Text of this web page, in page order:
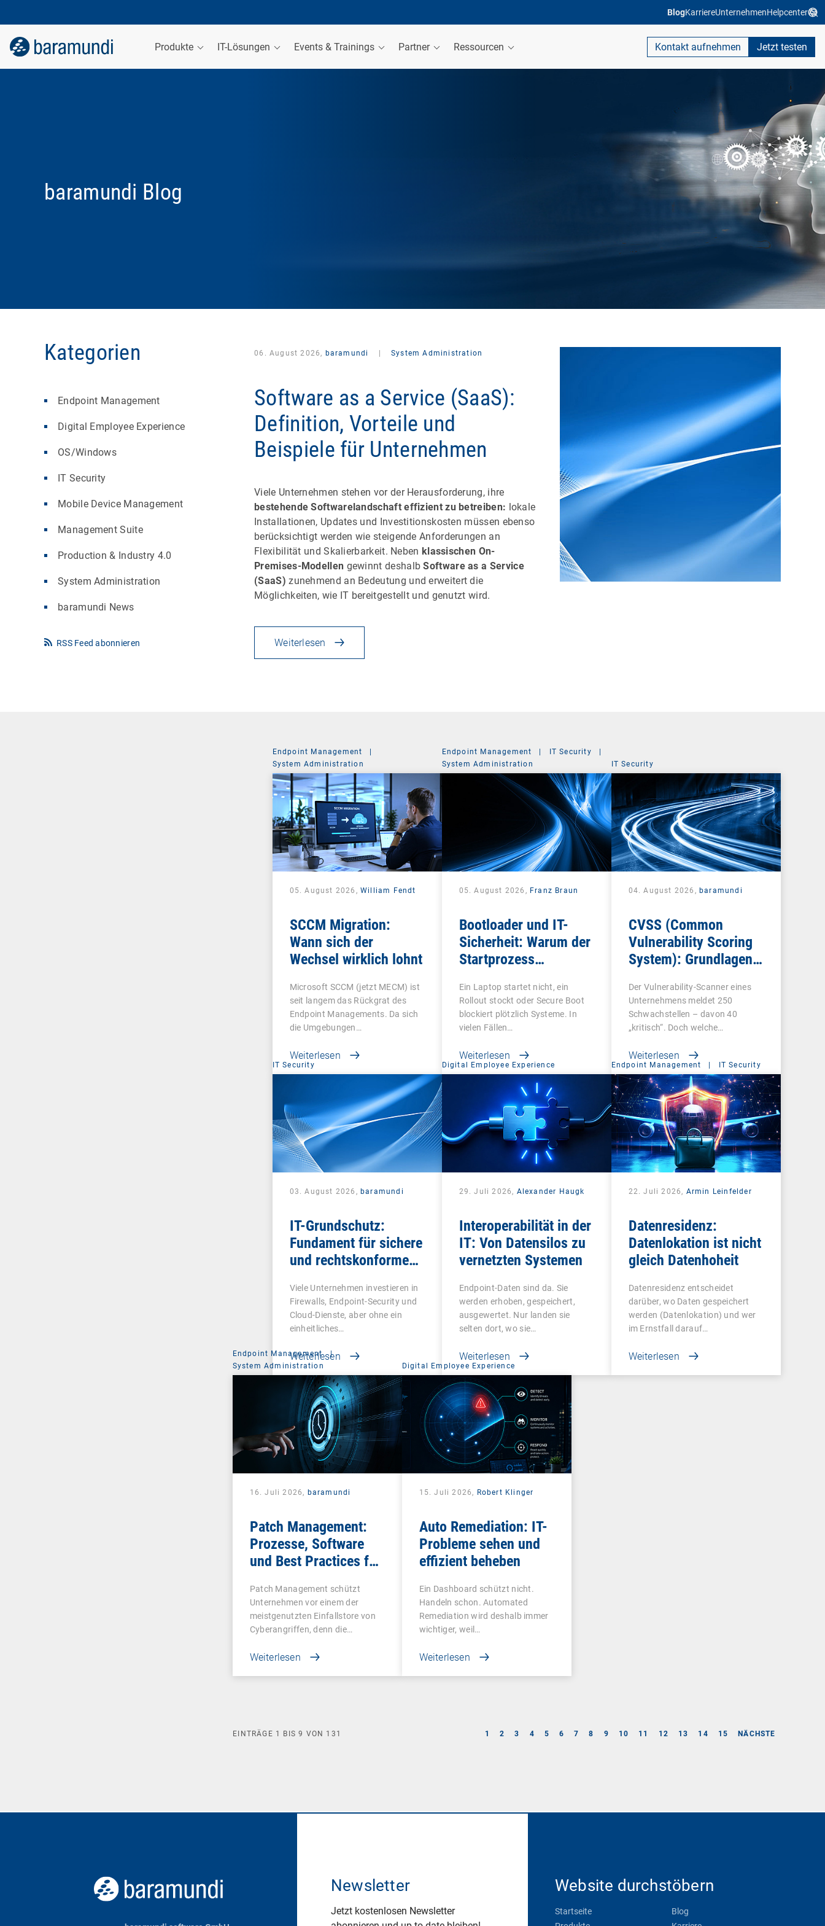
BlogKarriereUnternehmenHelpcenter
Produkte IT-Lösungen Events & Trainings Partner Ressourcen Kontakt aufnehmen Jetzt testen
baramundi Blog
Kategorien
Endpoint Management
Digital Employee Experience
OS/Windows
IT Security
Mobile Device Management
Management Suite
Production & Industry 4.0
System Administration
baramundi News
RSS Feed abonnieren
06. August 2026, baramundi System Administration
Software as a Service (SaaS):
Definition, Vorteile und
Beispiele für Unternehmen
Viele Unternehmen stehen vor der Herausforderung, ihre
bestehende Softwarelandschaft effizient zu betreiben: lokale
Installationen, Updates und Investitionskosten müssen ebenso
berücksichtigt werden wie steigende Anforderungen an
Flexibilität und Skalierbarkeit. Neben klassischen On-
Premises-Modellen gewinnt deshalbSoftware as a Service
(SaaS) zunehmend an Bedeutung und erweitert die
Möglichkeiten, wie IT bereitgestellt und genutzt wird.
Weiterlesen
Endpoint Management
|
System Administration
05. August 2026, William Fendt
SCCM Migration:
Wann sich der
Wechsel wirklich lohnt
Microsoft SCCM (jetzt MECM) ist
seit langem das Rückgrat des
Endpoint Managements. Da sich
die Umgebungen…
Weiterlesen
Endpoint Management | IT Security
|
System Administration
05. August 2026, Franz Braun
Bootloader und IT-
Sicherheit: Warum der
Startprozess
Ein Laptop startet nicht, ein
Rollout stockt oder Secure Boot
blockiert plötzlich Systeme. In
vielen Fällen…
Weiterlesen
IT Security
04. August 2026, baramundi
CVSS (Common
Vulnerability Scoring
System): Grundlagen
Schwachstellenbewertung
Der Vulnerability-Scanner eines
Unternehmens meldet 250
Schwachstellen – davon 40
„kritisch“. Doch welche…
Weiterlesen
IT Security
03. August 2026, baramundi
IT-Grundschutz:
Fundament für sichere
und rechtskonforme
Viele Unternehmen investieren in
Firewalls, Endpoint-Security und
Cloud-Dienste, aber ohne ein
einheitliches…
Weiterlesen
Digital Employee Experience
29. Juli 2026, Alexander Haugk
Interoperabilität in der
IT: Von Datensilos zu
vernetzten Systemen
Endpoint-Daten sind da. Sie
werden erhoben, gespeichert,
ausgewertet. Nur landen sie
selten dort, wo sie…
Weiterlesen
Endpoint Management | IT Security
22. Juli 2026, Armin Leinfelder
Datenresidenz:
Datenlokation ist nicht
gleich Datenhoheit
Datenresidenz entscheidet
darüber, wo Daten gespeichert
werden (Datenlokation) und wer
im Ernstfall darauf…
Weiterlesen
Endpoint Management
|
System Administration
16. Juli 2026, baramundi
Patch Management:
Prozesse, Software
und Best Practices für
Patch Management schützt
Unternehmen vor einem der
meistgenutzten Einfallstore von
Cyberangriffen, denn die…
Weiterlesen
Digital Employee Experience
15. Juli 2026, Robert Klinger
Auto Remediation: IT-
Probleme sehen und
effizient beheben
Ein Dashboard schützt nicht.
Handeln schon. Automated
Remediation wird deshalb immer
wichtiger, weil…
Weiterlesen
1 2 3 4 5 6 7 8 9 10 11 12 13 14 15 NÄCHSTE
EINTRÄGE 1 BIS9 VON 131
Newsletter
Jetzt kostenlosen Newsletter
Website durchstöbern
Startseite
Blog